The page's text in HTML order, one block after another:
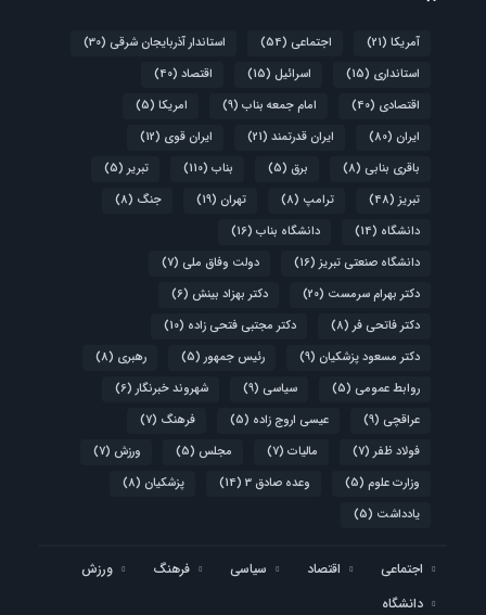
آمریکا (21) اجتماعی (54) استاندار آذربایجان شرقی (30)
استانداری (15) اسرائیل (15) اقتصاد (40)
اقتصادی (40) امام جمعه بناب (9) امریکا (5)
ایران (80) ایران قدرتمند (21) ایران قوی (12)
باقری بنابی (8) برق (5) بناب (110) تبریر (5)
تبریز (48) ترامپ (8) تهران (19) جنگ (8)
دانشگاه (14) دانشگاه بناب (16)
دانشگاه صنعتی تبریز (16) دولت وفاق ملی (7)
دکتر بهرام سرمست (20) دکتر بهزاد بینش (6)
دکتر فاتحی فر (8) دکتر مجتبی فتحی زاده (10)
دکتر مسعود پزشکیان (9) رئیس جمهور (5) رهبری (8)
روابط عمومی (5) سیاسی (9) شهروند خبرنگار (6)
عراقچی (9) عیسی اروج زاده (5) فرهنگ (7)
فولاد ظفر (7) مالیات (7) مجلس (5) ورزش (7)
وزارت علوم (5) وعده صادق 3 (14) پزشکیان (8)
یادداشت (5)
اجتماعی اقتصاد سیاسی فرهنگ
ورزش
دانشگاه